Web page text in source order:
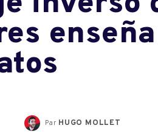
Par HUGO MOLLET